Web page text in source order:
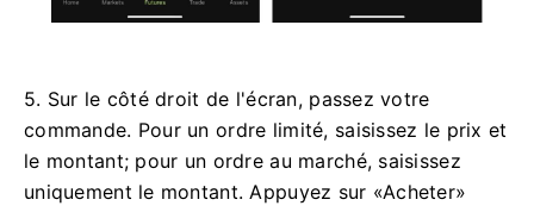
5. Sur le côté droit de l'écran, passez votre
commande. Pour un ordre limité, saisissez le prix et
le montant; pour un ordre au marché, saisissez
uniquement le montant. Appuyez sur «Acheter»